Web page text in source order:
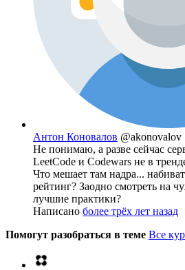
Антон Коновалов @akonovalov
Не понимаю, а разве сейчас
LeetCode и Codewars не в
Что мешает там надра...
рейтинг? Заодно смотреть на
лучшие практики?
Написано более трёх лет назад
Помогут разобраться в теме Все